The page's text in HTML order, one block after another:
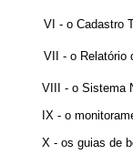
VI - o Cadastro
VII - o Relatório
VIII - o Sistema
IX - o
X - os guias de